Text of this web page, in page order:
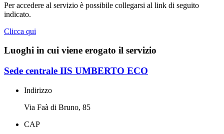
Per accedere al servizio è possibile collegarsi al link di seguito
indicato.
Clicca qui
Luoghi in cui viene erogato il servizio
Sede centrale IIS UMBERTO ECO
Indirizzo
Via Faà di Bruno, 85
CAP